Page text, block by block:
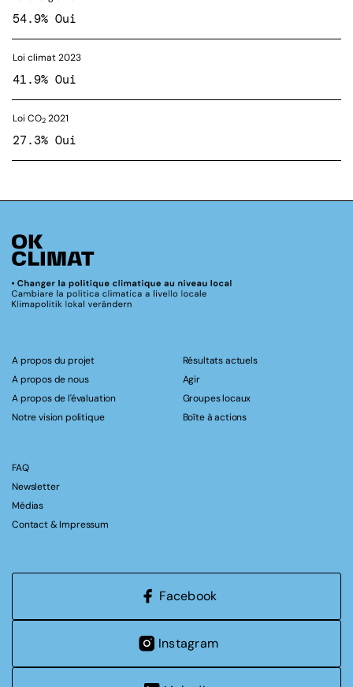
54.9% Oui
Loi climat 2023
41.9% Oui
Loi CO2 2021
27.3% Oui
A propos du projet
A propos de nous
A propos de l'évaluation
Notre vision politique
Résultats actuels
Agir
Groupes locaux
Boîte à actions
FAQ
Newsletter
Médias
Contact & Impressum
Facebook
Instagram